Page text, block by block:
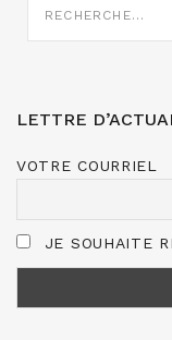
SUR
LETTRE
VOTRE COURRIEL
JE SOUHAITE